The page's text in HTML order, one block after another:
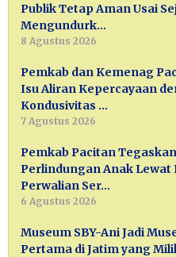
Publik Tetap Aman Usai
Mengundurk…
8 Agustus 2026
Pemkab dan Kemenag
Isu Aliran Kepercayaan
Kondusivitas …
7 Agustus 2026
Pemkab Pacitan
Perlindungan Anak Lewat
Perwalian Ser…
6 Agustus 2026
Museum SBY-Ani Jadi
Pertama di Jatim yang